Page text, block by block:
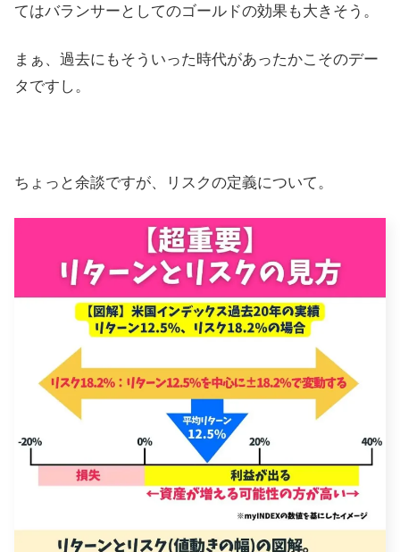
てはバランサーとしてのゴールドの効果も大きそう。
まぁ、過去にもそういった時代があったかこそのデー
タですし。
ちょっと余談ですが、リスクの定義について。